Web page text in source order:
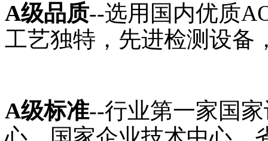
A级品质--选用国内优质
工艺独特，先进检测设备
A级标准--行业第一家国